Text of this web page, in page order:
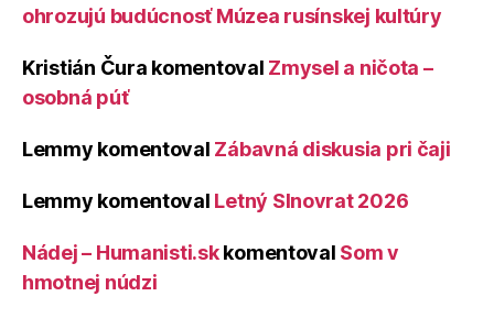
ohrozujú budúcnosť Múzea rusínskej kultúry
Kristián Čura komentoval Zmysel a ničota –
osobná púť
Lemmy komentoval Zábavná diskusia pri čaji
Lemmy komentoval Letný Slnovrat 2026
Nádej – Humanisti.skkomentoval Som v
hmotnej núdzi